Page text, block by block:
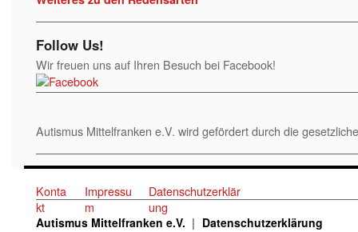
Follow Us!
Wir freuen uns auf Ihren Besuch bei Facebook!
Autismus Mittelfranken e.V. wird gefördert durch die
Konta
kt
Impressu
m
Datenschutzerklär
ung
Autismus Mittelfranken e.V. Datenschutzerklärung